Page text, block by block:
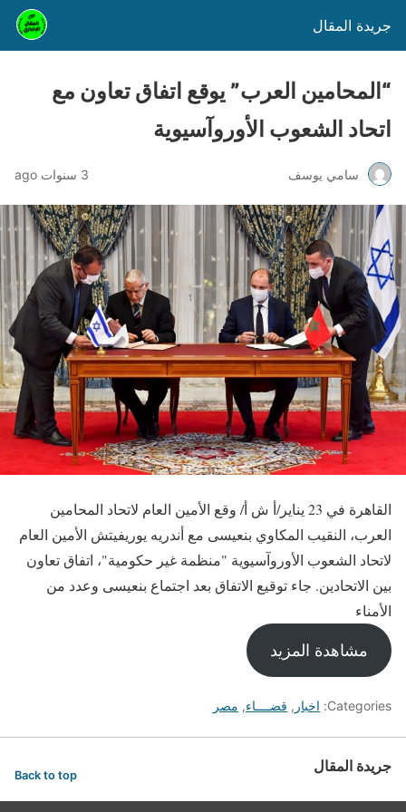
جريدة المقال
“المحامين العرب” يوقع اتفاق تعاون مع
اتحاد الشعوب الأوروآسيوية
سامي يوسف 3 سنوات ago
القاهرة في 23 يناير/أ ش أ/ وقع الأمين العام لاتحاد المحامين
العرب، النقيب المكاوي بنعيسى مع أندريه يوريفيتش الأمين العام
لاتحاد الشعوب الأوروآسيوية "منظمة غير حكومية"، اتفاق تعاون
بين الاتحادين. جاء توقيع الاتفاق بعد اجتماع بنعيسى وعدد من
الأمناء
مشاهدة المزيد
Categories: اخبار , قضــــاء, مصر
جريدة المقال Back to top